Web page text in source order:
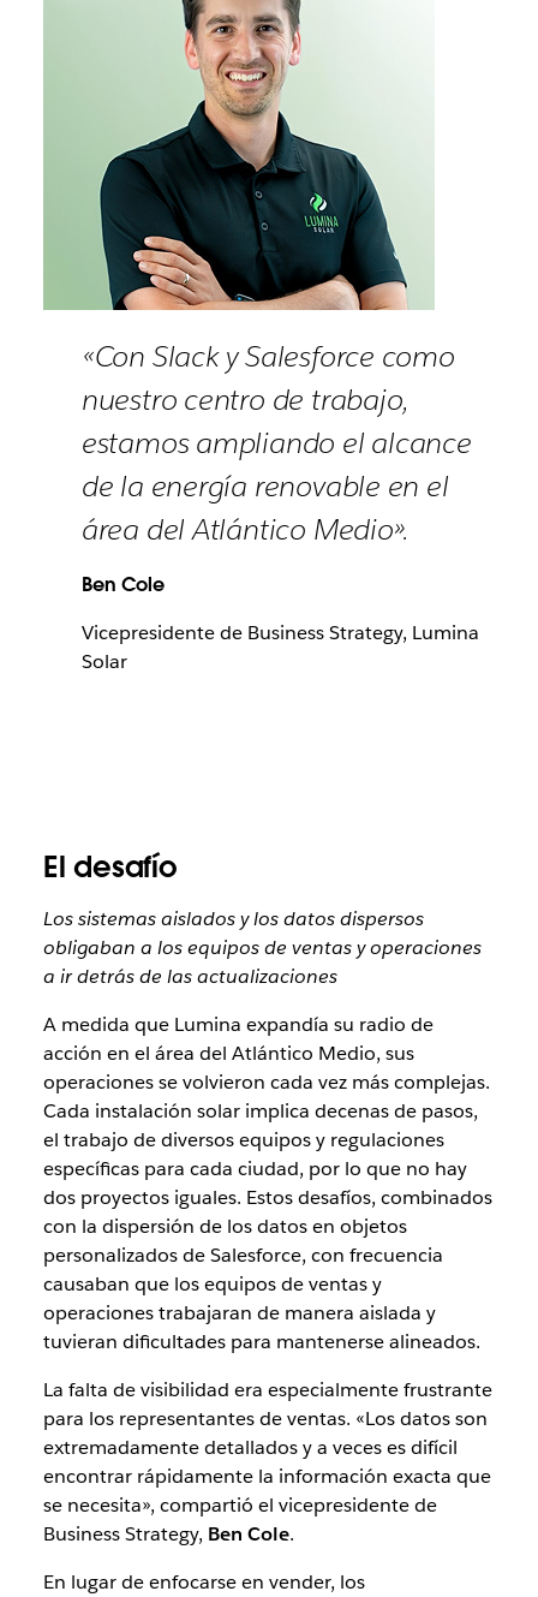
«Con Slack y Salesforce como
nuestro centro de trabajo,
estamos ampliando el alcance
de la energía renovable en el
área del Atlántico Medio».
Ben Cole
Vicepresidente de Business Strategy, Lumina
Solar
El desafío
Los sistemas aislados y los datos dispersos
obligaban a los equipos de ventas y operaciones
a ir detrás de las actualizaciones
A medida que Lumina expandía su radio de
acción en el área del Atlántico Medio, sus
operaciones se volvieron cada vez más complejas.
Cada instalación solar implica decenas de pasos,
el trabajo de diversos equipos y regulaciones
específicas para cada ciudad, por lo que no hay
dos proyectos iguales. Estos desafíos, combinados
con la dispersión de los datos en objetos
personalizados de Salesforce, con frecuencia
causaban que los equipos de ventas y
operaciones trabajaran de manera aislada y
tuvieran dificultades para mantenerse alineados.
La falta de visibilidad era especialmente frustrante
para los representantes de ventas. «Los datos son
extremadamente detallados y a veces es difícil
encontrar rápidamente la información exacta que
se necesita», compartió el vicepresidente de
Business Strategy, Ben Cole.
En lugar de enfocarse en vender, los